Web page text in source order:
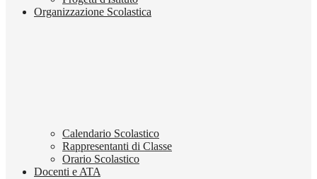
Organizzazione Scolastica
Calendario Scolastico
Rappresentanti di Classe
Orario Scolastico
Docenti e ATA